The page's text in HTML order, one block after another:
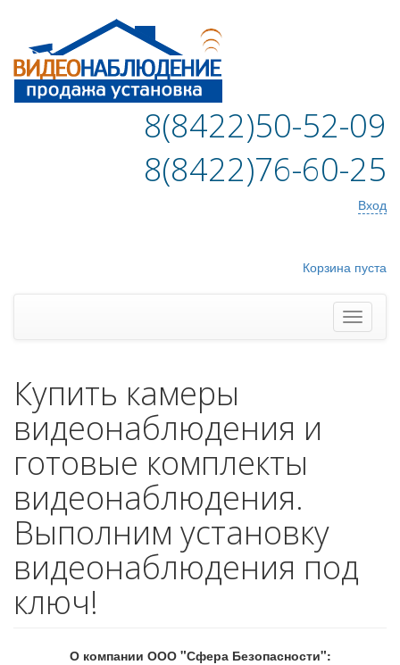
8(8422)50-52-09
8(8422)76-60-25
Вход
Корзина пуста
Купить камеры
видеонаблюдения и
готовые комплекты
видеонаблюдения.
Выполним установку
видеонаблюдения под
ключ!
О компании ООО "Сфера Безопасности":